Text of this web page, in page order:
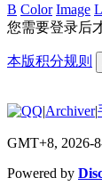
B Color Image
您需要登录后
本版积分规则
|Archiver|
GMT+8, 2026-
Powered by